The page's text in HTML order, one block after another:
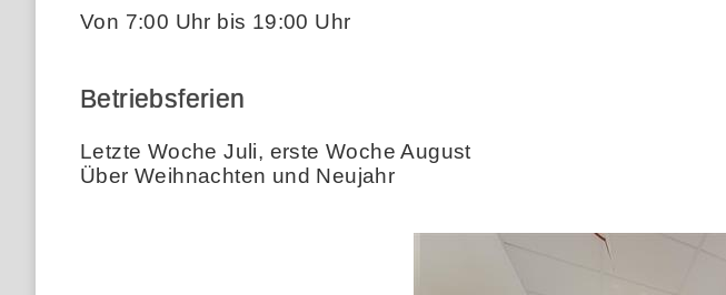
Von 7:00 Uhr bis 19:00 Uhr
Betriebsferien
Letzte Woche Juli, erste Woche August
Über Weihnachten und Neujahr